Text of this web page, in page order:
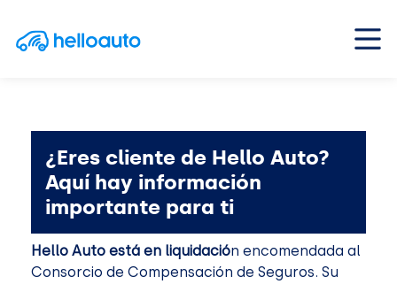
Saltar al contenido
Navegación principal
¿Eres cliente de Hello Auto?
Aquí hay información
importante para ti
Hello Auto está en liquidación encomendada al
Consorcio de Compensación de Seguros. Su